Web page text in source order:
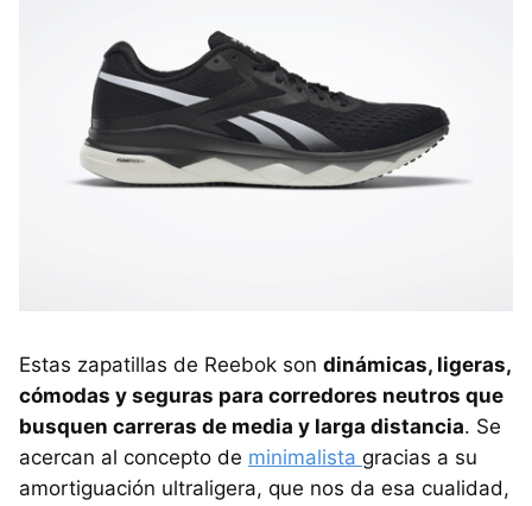
Estas zapatillas de Reebok son dinámicas, ligeras,
cómodas y seguras para corredores neutros que
busquen carreras de media y larga distancia. Se
acercan al concepto de minimalista gracias a su
amortiguación ultraligera, que nos da esa cualidad,